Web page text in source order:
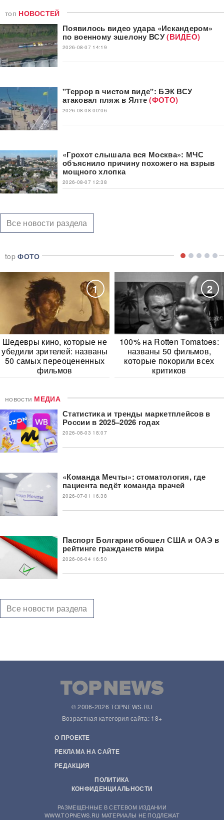
топ НОВОСТЕЙ
Появилось видео удара «Искандером»
по военному эшелону ВСУ(ВИДЕО)
2026-08-07 14:19
"Террор в чистом виде": БЭК ВСУ
атаковал пляж в Ялте(ФОТО)
2026-08-08 00:06
«Грохот слышала вся Москва»: МЧС
объяснило причину похожего на взрыв
мощного хлопка
2026-08-07 12:38
Все новости раздела
topФОТО
1
Шедевры кино, которые не
убедили зрителей: названы
50 самых переоцененных
фильмов
2
100% на Rotten Tomatoes:
названы 50 фильмов,
которые покорили всех
критиков
новости МЕДИА
Статистика и тренды маркетплейсов в
России в 2025–2026 годах
2026-08-03 18:07
«Команда Мечты»: стоматология, где
пациента ведёт команда врачей
2026-07-01 16:38
Паспорт Болгарии обошел США и ОАЭ в
рейтинге гражданств мира
2026-06-04 16:50
Все новости раздела
© 2006-2026 TOPNEWS.RU
Возрастная категория сайта: 18+
О ПРОЕКТЕ
РЕКЛАМА НА САЙТЕ
РЕДАКЦИЯ
ПОЛИТИКА
КОНФИДЕНЦИАЛЬНОСТИ
РАЗМЕЩЕННЫЕ В СЕТЕВОМ ИЗДАНИИ
WWW.TOPNEWS.RU МАТЕРИАЛЫ НЕ ПОДЛЕЖАТ